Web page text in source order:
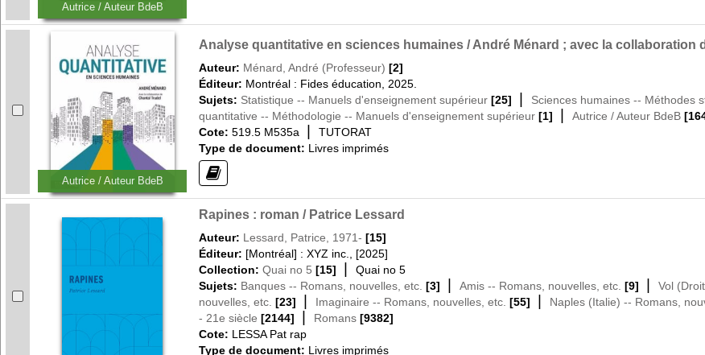
Autrice / Auteur BdeB
Autrice / Auteur BdeB
Analyse quantitative en sciences humaines / André Ménard ; avec la collaboration
Auteur: Ménard, André (Professeur) [2]
Éditeur: Montréal : Fides éducation, 2025.
Sujets: Statistique -- Manuels d'enseignement supérieur [25] Sciences humaines -- Méthodes
quantitative -- Méthodologie -- Manuels d'enseignement supérieur [1] Autrice / Auteur BdeB
Cote: 519.5 M535a
TUTORAT
Type de document: Livres imprimés
(?)
Rapines : roman / Patrice Lessard
Auteur: Lessard, Patrice, 1971- [15]
Éditeur: [Montréal] : XYZ inc., [2025]
Collection: Quai no 5 [15]
Quai no 5
Sujets: Banques -- Romans, nouvelles, etc. [3] Amis -- Romans, nouvelles, etc. [9] Vol
nouvelles, etc. [23] Imaginaire -- Romans, nouvelles, etc. [55] Naples (Italie) -- Romans,
- 21e siècle [2144] Romans [9382]
Cote: LESSA Pat rap
Type de document: Livres imprimés